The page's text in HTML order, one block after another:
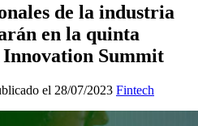
de la industria
en la quinta
Summit
el 28/07/2023 Fintech